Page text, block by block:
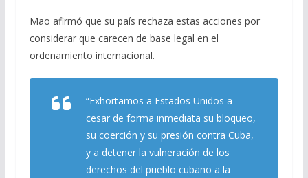
Mao afirmó que su país rechaza estas acciones por
considerar que carecen de base legal en el
ordenamiento internacional.
“Exhortamos a Estados Unidos a
cesar de forma inmediata su bloqueo,
su coerción y su presión contra Cuba,
y a detener la vulneración de los
derechos del pueblo cubano a la